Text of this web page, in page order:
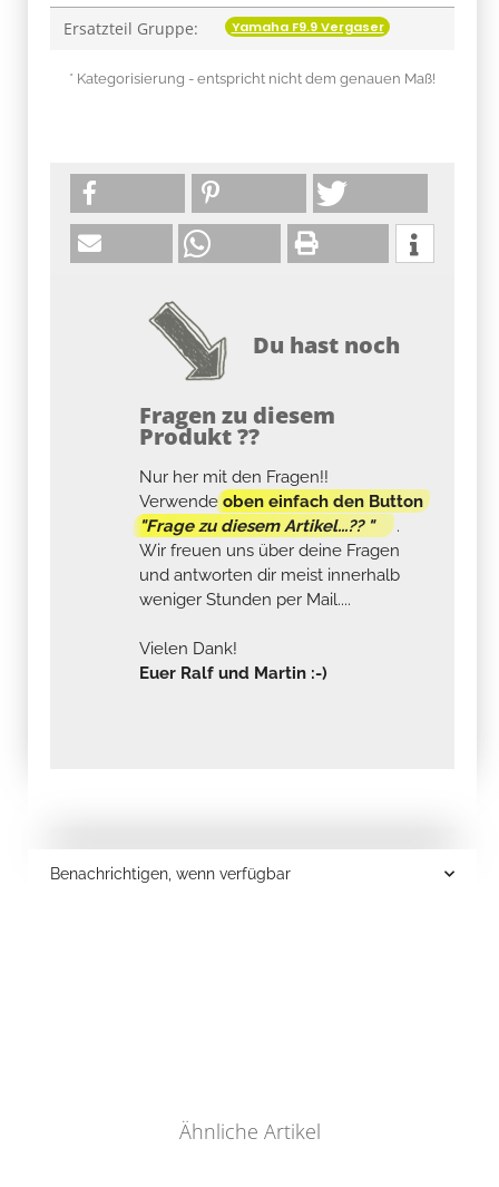
Ersatzteil Gruppe: Yamaha F9.9 Vergaser
* Kategorisierung - entspricht nicht dem genauen Maß!
Du hast noch
Fragen zu diesem
Produkt ??
Nur her mit den Fragen!!
Verwendeoben einfach den Button
"Frage zu diesem Artikel...?? "
.
Wir freuen uns über deine Fragen
und antworten dir meist innerhalb
weniger Stunden per Mail....
Vielen Dank!
Euer Ralf und Martin :-)
Benachrichtigen, wenn verfügbar
Ähnliche Artikel